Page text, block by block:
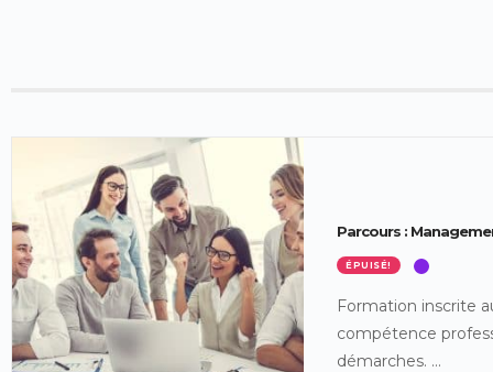
Parcours :
ÉPUISÉ!
Formation inscrite
compétence
démarches. ...